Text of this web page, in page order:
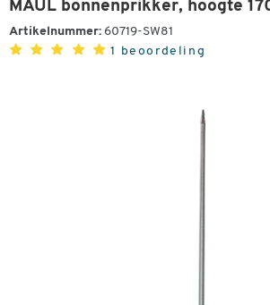
MAUL bonnenprikker, hoogte
Artikelnummer: 60719-SW81
1 beoordeling